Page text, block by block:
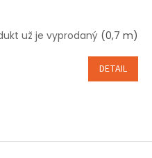
už je vyprodaný (0,7 m)
DETAIL